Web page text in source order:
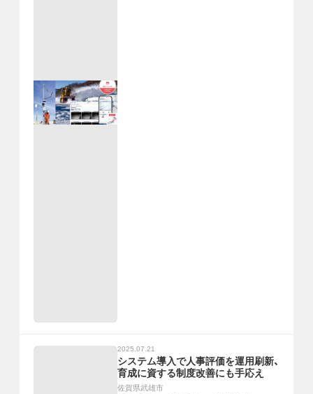
2025.07.21
システム導入で人事評価を運用刷新、
育成に資する制度改善にも手応え
佐賀県武雄市